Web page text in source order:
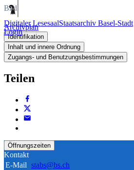
Digitaler LesesaalStaatsarchiv Basel-Stadt
Login
Bild
Archivplan
Identifikation
Inhalt und innere Ordnung
Zugangs- und Benutzungsbestimmungen
Teilen
Öffnungszeiten
Kontakt
E-Mail stabs@bs.ch